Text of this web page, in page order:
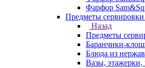
Фарфор
Предметы сервировки
Назад
Предметы
Баранчики-
Блюда из
Вазы, этажерки,